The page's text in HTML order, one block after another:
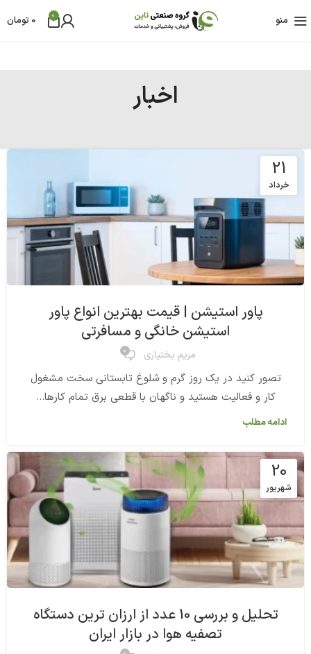
منو 0
0 تومان
اخبار
21
خرداد
پاور استیشن | قیمت بهترین انواع پاور
استیشن خانگی و مسافرتی
مریم بختیاری 0
تصور کنید در یک روز گرم و شلوغ تابستانی سخت مشغول
کار و فعالیت هستید و ناگهان با قطعی برق تمام کارها...
ادامه مطلب
20
شهریور
تحلیل و بررسی 10 عدد از ارزان ترین دستگاه
تصفیه هوا در بازار ایران